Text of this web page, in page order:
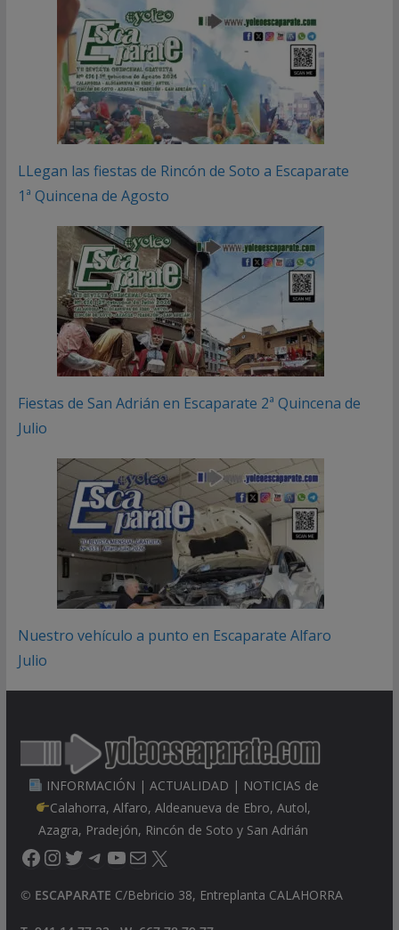
LLegan las fiestas de Rincón de Soto a Escaparate
1ª Quincena de Agosto
Fiestas de San Adrián en Escaparate 2ª Quincena de
Julio
Nuestro vehículo a punto en Escaparate Alfaro
Julio
INFORMACIÓN | ACTUALIDAD | NOTICIAS de
Calahorra, Alfaro, Aldeanueva de Ebro, Autol,
Azagra, Pradejón, Rincón de Soto y San Adrián
Facebook
Instagram
Twitter
Telegram
YouTube
Correo electrónico
X
© ESCAPARATE C/Bebricio 38, Entreplanta CALAHORRA